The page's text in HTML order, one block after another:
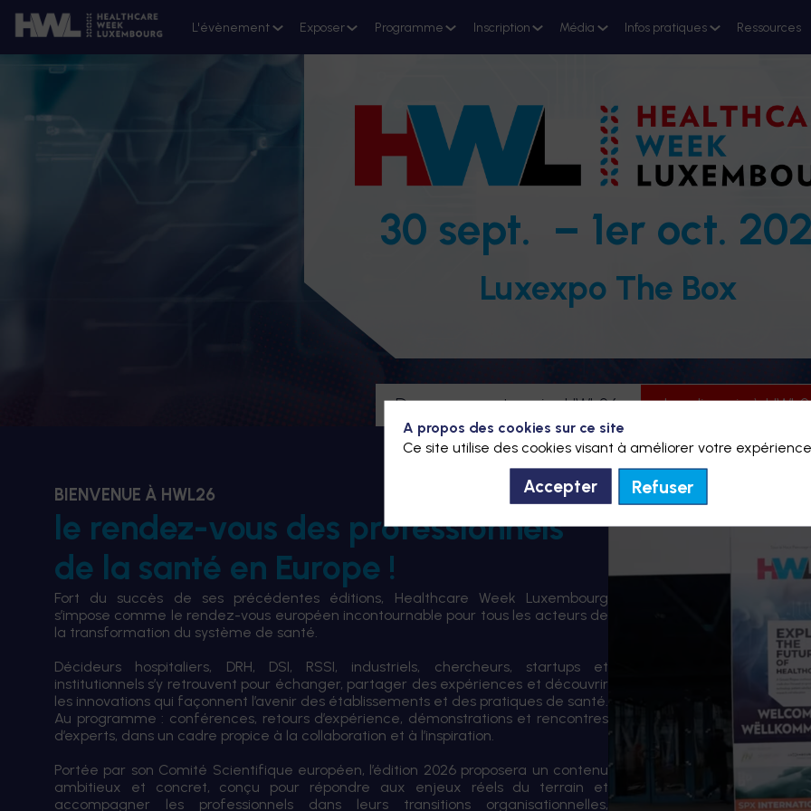
L'évènement Exposer Programme Inscription Média Infos pratiques Ressources
30 sept. – 1er oct.
Luxexpo The Box
Devenez partenaire HWL26 Je m'inscris à
BIENVENUE À HWL26
le rendez-vous des professionnels
de la santé en Europe !
Fort du succès de ses précédentes éditions, Healthcare Week Luxembourg
s’impose comme le rendez-vous européen incontournable pour tous les acteurs de
la transformation du système de santé.
Décideurs hospitaliers, DRH, DSI, RSSI, industriels, chercheurs, startups et
institutionnels s’y retrouvent pour échanger, partager des expériences et découvrir
les innovations qui façonnent l’avenir des établissements et des pratiques de santé.
Au programme : conférences, retours d’expérience, démonstrations et rencontres
d’experts, dans un cadre propice à la collaboration et à l’inspiration.
Portée par son Comité Scientifique européen, l’édition 2026 proposera un contenu
ambitieux et concret, conçu pour répondre aux enjeux réels du terrain et
accompagner les professionnels dans leurs transitions organisationnelles,
A propos des cookies sur ce site
Ce site utilise des cookies visant à améliorer votre
Accepter Refuser